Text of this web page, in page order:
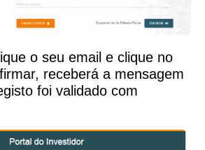
o seu email e clique no
receberá a mensagem
foi validado com